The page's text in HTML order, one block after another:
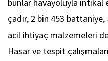
çadır, 2 bin 453
acil ihtiyaç malzemeleri
Hasar ve tespit